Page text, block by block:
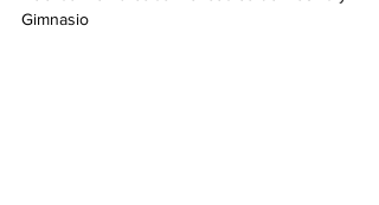
Gimnasio